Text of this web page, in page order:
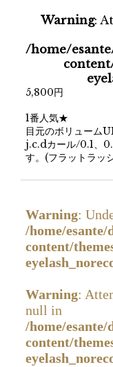
Warning:
/home/
5,800円
1番人気★
目元のボリューム
j.c.dカール/0.1、
す。(フラットラッ
Warning:
/home/
content/
Warning:
null in
/home/
content/